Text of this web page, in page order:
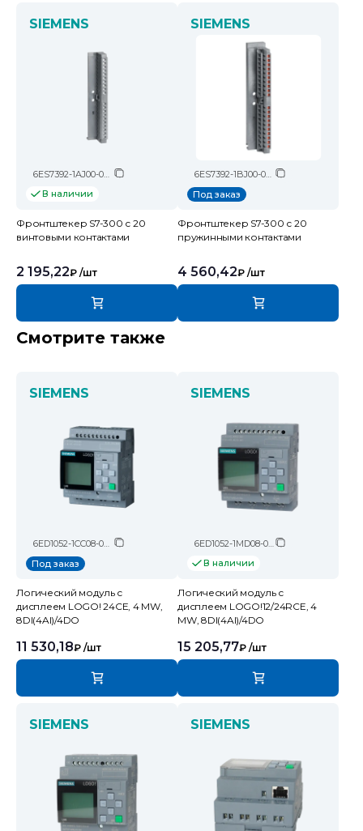
SIEMENS
6ES7392-1AJ00-0AA0
В наличии
Фронтштекер S7-300 с 20
винтовыми контактами
2 195,22₽ /шт
SIEMENS
6ES7392-1BJ00-0AA0
Под заказ
Фронтштекер S7-300 с 20
пружинными контактами
4 560,42₽ /шт
Смотрите также
SIEMENS
6ED1052-1CC08-0BA2
Под заказ
Логический модуль c
дисплеем LOGO! 24CE, 4 MW,
8DI(4AI)/4DO
11 530,18₽ /шт
SIEMENS
6ED1052-1MD08-0BA2
В наличии
Логический модуль c
дисплеем LOGO!12/24RCE, 4
MW, 8DI(4AI)/4DO
15 205,77₽ /шт
SIEMENS SIEMENS